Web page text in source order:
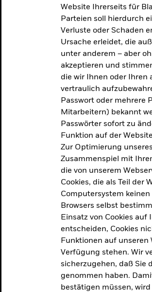
Die
in
das am
verfolgt das
demografische und
Vorschläge, um das
Website Ihrerseits für
Parteien soll hierdurch
Verluste oder Schaden
Ursache erleidet, die
unter anderem – aber
akzeptieren und
die wir Ihnen oder Ihren
vertraulich
Passwort oder mehrere
Mitarbeitern) bekannt
Passwörter sofort zu
Funktion auf der
Zur Optimierung
Zusammenspiel mit
die von unserem
Cookies, die als Teil der
Computersystem
Browsers selbst
Einsatz von Cookies auf
entscheiden, Cookies
Funktionen auf
Verfügung stehen. Wir
sicherzugehen, daß Sie
genommen haben.
bestätigen müssen,